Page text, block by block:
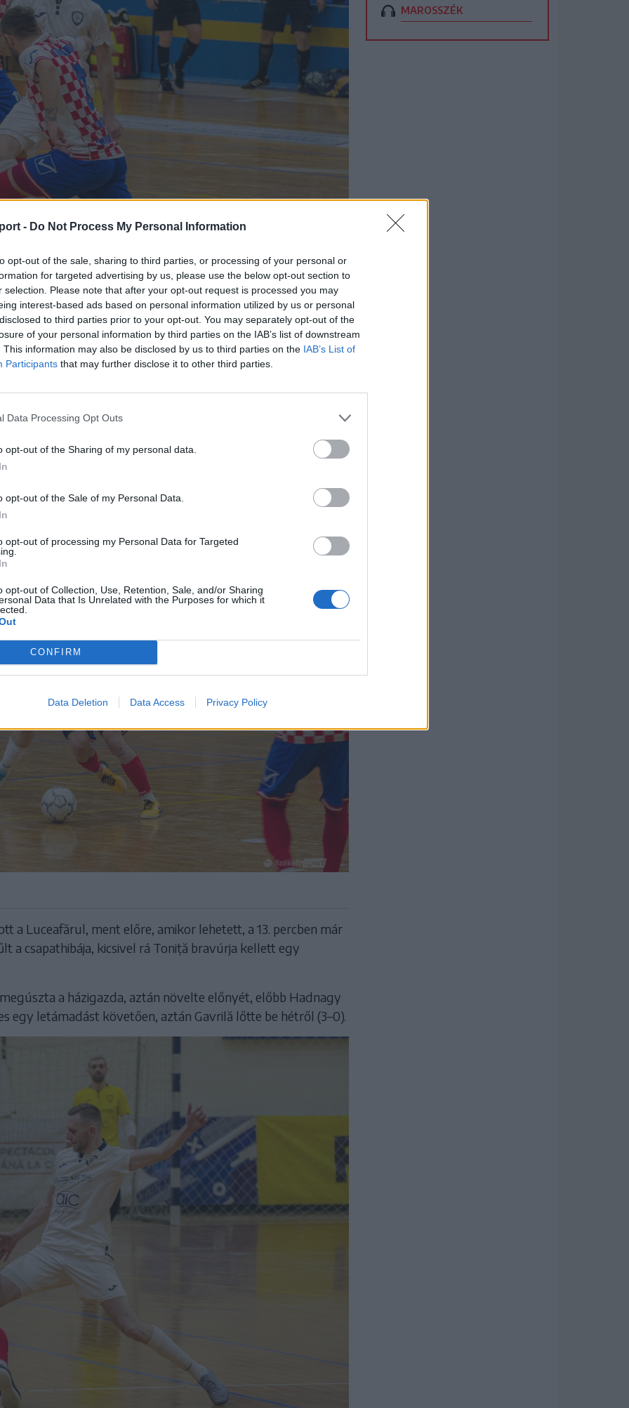
- Do Not Process My Personal Information
opt-out of the sale, sharing to third parties, or processing of your personal or
for targeted advertising by us, please use the below opt-out section to
selection. Please note that after your opt-out request is processed you may
interest-based ads based on personal information utilized by us or personal
to third parties prior to your opt-out. You may separately opt-out of the
of your personal information by third parties on the IAB’s list of downstream
This information may also be disclosed by us to third parties on the IAB’s List of
Participants that may further disclose it to other third parties.
Data Processing Opt Outs
opt-out of the Sharing of my personal data.
opt-out of the Sale of my Personal Data.
opt-out of processing my Personal Data for Targeted
opt-out of Collection, Use, Retention, Sale, and/or Sharing
Data that Is Unrelated with the Purposes for which it
CONFIRM
Data Deletion Data Access Privacy Policy
gárda irányította a találkozót, dolgozott ki helyzeteket,
felső kapufára bombázta.
előnyhöz jutnia a székelyudvarhelyieknek, a vendégek
indította társát, Bogához került a labda, aki könnyűszerrel
adódó lehetőséget (1–0).
a Luceafărul, ment előre, amikor lehetett, a 13. percben már
a csapathibája, kicsivel rá Toniță bravúrja kellett egy
a házigazda, aztán növelte előnyét, előbb Hadnagy
egy letámadást követően, aztán Gavrilă lőtte be hétről (3–0).
MAROSSZÉK